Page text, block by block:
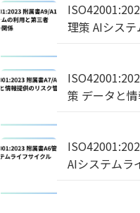
理策 AIシス
策 データと
AIシステムラ